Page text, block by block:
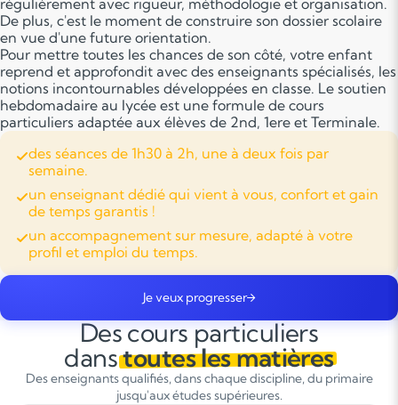
régulièrement avec rigueur, méthodologie et organisation.
De plus, c'est le moment de construire son dossier scolaire
en vue d'une future orientation.
Pour mettre toutes les chances de son côté, votre enfant
reprend et approfondit avec des enseignants spécialisés, les
notions incontournables développées en classe. Le soutien
hebdomadaire au lycée est une formule de cours
particuliers adaptée aux élèves de 2nd, 1ere et Terminale.
des séances de 1h30 à 2h, une à deux fois par
semaine.
un enseignant dédié qui vient à vous, confort et gain
de temps garantis !
un accompagnement sur mesure, adapté à votre
profil et emploi du temps.
Je veux progresser
Des cours particuliers
danstoutes les matières
Des enseignants qualifiés, dans chaque discipline, du primaire
jusqu'aux études supérieures.